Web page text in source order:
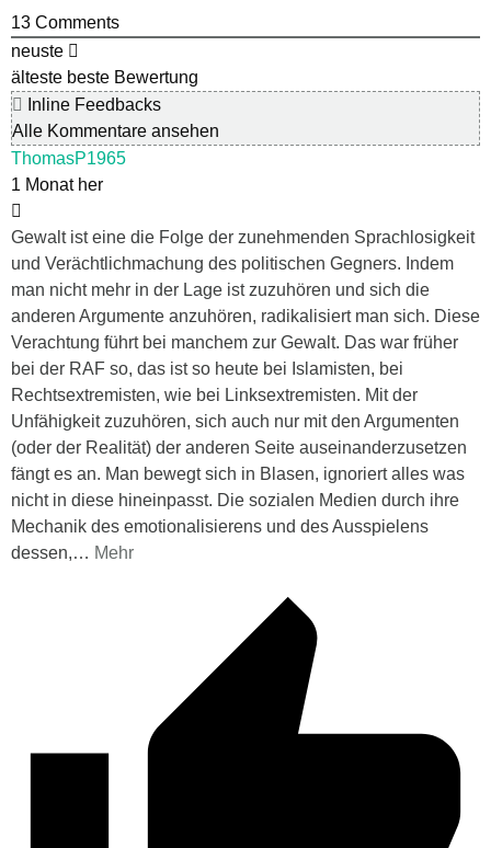
13 Comments
neuste
älteste beste Bewertung
Inline Feedbacks
Alle Kommentare ansehen
ThomasP1965
1 Monat her
Gewalt ist eine die Folge der zunehmenden Sprachlosigkeit
und Verächtlichmachung des politischen Gegners. Indem
man nicht mehr in der Lage ist zuzuhören und sich die
anderen Argumente anzuhören, radikalisiert man sich. Diese
Verachtung führt bei manchem zur Gewalt. Das war früher
bei der RAF so, das ist so heute bei Islamisten, bei
Rechtsextremisten, wie bei Linksextremisten. Mit der
Unfähigkeit zuzuhören, sich auch nur mit den Argumenten
(oder der Realität) der anderen Seite auseinanderzusetzen
fängt es an. Man bewegt sich in Blasen, ignoriert alles was
nicht in diese hineinpasst. Die sozialen Medien durch ihre
Mechanik des emotionalisierens und des Ausspielens
dessen,… Mehr